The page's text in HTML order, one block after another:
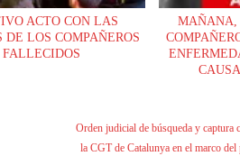
ACTO CON LAS
LOS COMPAÑEROS
FALLECIDOS
MAÑANA,
Orden judicial de búsqueda y captura
la CGT de Catalunya en el marco